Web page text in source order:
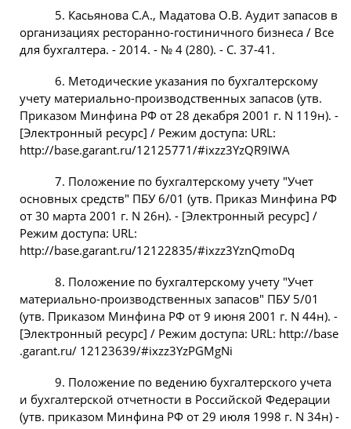
5. Касьянова С.А., Мадатова О.В. Аудит запасов в
организациях ресторанно-гостиничного бизнеса / Все
для бухгалтера. - 2014. - № 4 (280). - С. 37-41.
6. Методические указания по бухгалтерскому
учету материально-производственных запасов (утв.
Приказом Минфина РФ от 28 декабря 2001 г. N 119н). -
[Электронный ресурс] / Режим доступа: URL:
http://base.garant.ru/12125771/#ixzz3YzQR9IWA
7. Положение по бухгалтерскому учету "Учет
основных средств" ПБУ 6/01 (утв. Приказ Минфина РФ
от 30 марта 2001 г. N 26н). - [Электронный ресурс] /
Режим доступа: URL:
http://base.garant.ru/12122835/#ixzz3YznQmoDq
8. Положение по бухгалтерскому учету "Учет
материально-производственных запасов" ПБУ 5/01
(утв. Приказом Минфина РФ от 9 июня 2001 г. N 44н). -
[Электронный ресурс] / Режим доступа: URL: http://base
.garant.ru/ 12123639/#ixzz3YzPGMgNi
9. Положение по ведению бухгалтерского учета
и бухгалтерской отчетности в Российской Федерации
(утв. приказом Минфина РФ от 29 июля 1998 г. N 34н) -